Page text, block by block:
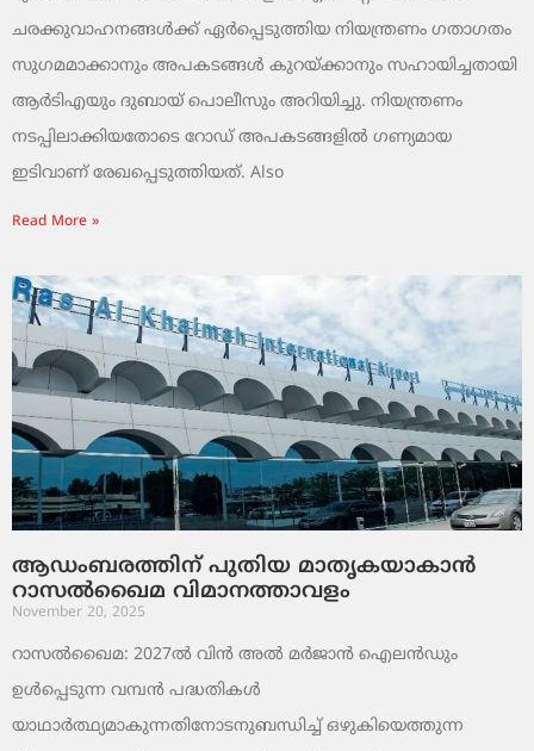
ചരക്കുവാഹനങ്ങൾക്ക് ഏർപ്പെടുത്തിയ നിയന്ത്രണം ഗതാഗതം
സുഗമമാക്കാനും അപകടങ്ങൾ കുറയ്ക്കാനും സഹായിച്ചതായി
ആർടിഎയും ദുബായ് പൊലീസും അറിയിച്ചു. നിയന്ത്രണം
നടപ്പിലാക്കിയതോടെ റോഡ് അപകടങ്ങളിൽ ഗണ്യമായ
ഇടിവാണ് രേഖപ്പെടുത്തിയത്. Also
Read More »
ആഡംബരത്തിന് പുതിയ മാതൃകയാകാൻ
റാസൽഖൈമ വിമാനത്താവളം
November 20, 2025
റാസൽഖൈമ: 2027ൽ വിൻ അൽ മർജാൻ ഐലൻഡും
ഉൾപ്പെടുന്ന വമ്പൻ പദ്ധതികൾ
യാഥാർത്ഥ്യമാകുന്നതിനോടനുബന്ധിച്ച് ഒഴുകിയെത്തുന്ന